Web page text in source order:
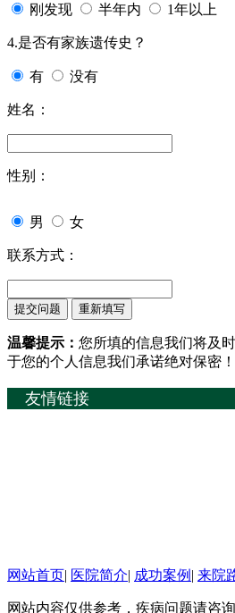
刚发现 半年内 1年以上
4.是否有家族遗传史？
有 没有
姓名：
性别：
男 女
联系方式：
温馨提示： 您所填的信息我们将及
于您的个人信息我们承诺绝对保密
友情链接
网站首页| 医院简介| 成功案例 | 来院
网站内容仅供参考，疾病问题请咨询